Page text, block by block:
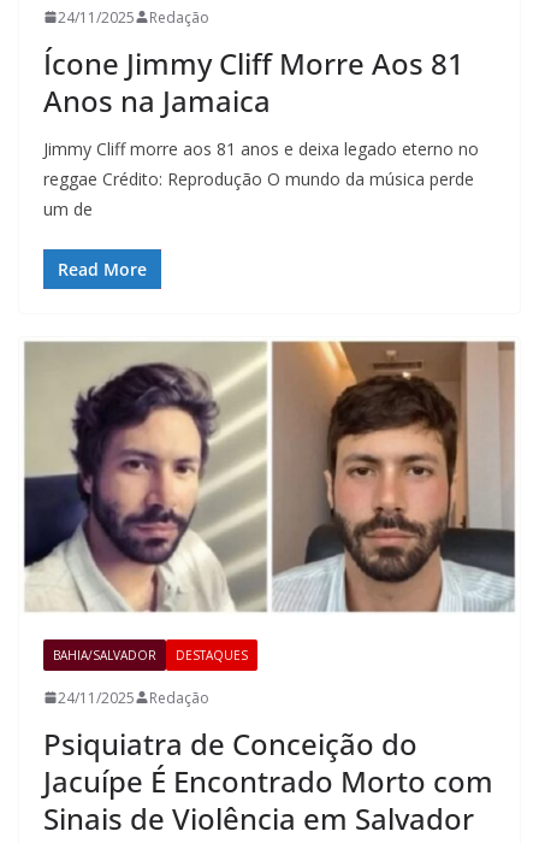
24/11/2025 Redação
Ícone Jimmy Cliff Morre Aos 81
Anos na Jamaica
Jimmy Cliff morre aos 81 anos e deixa legado eterno no
reggae Crédito: Reprodução O mundo da música perde
um de
Read More
BAHIA/SALVADOR DESTAQUES
24/11/2025 Redação
Psiquiatra de Conceição do
Jacuípe É Encontrado Morto com
Sinais de Violência em Salvador